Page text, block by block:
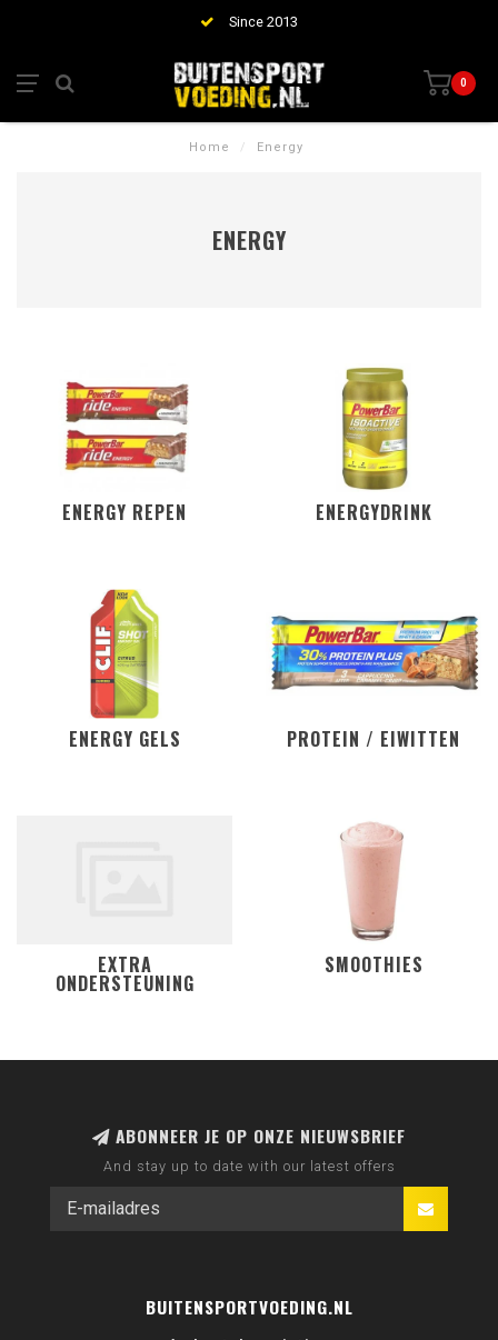
Since 2013
0
Home / Energy
ENERGY
ENERGY REPEN ENERGYDRINK
ENERGY GELS PROTEIN / EIWITTEN
EXTRA
ONDERSTEUNING
SMOOTHIES
ABONNEER JE OP ONZE NIEUWSBRIEF
And stay up to date with our latest offers
BUITENSPORTVOEDING.NL